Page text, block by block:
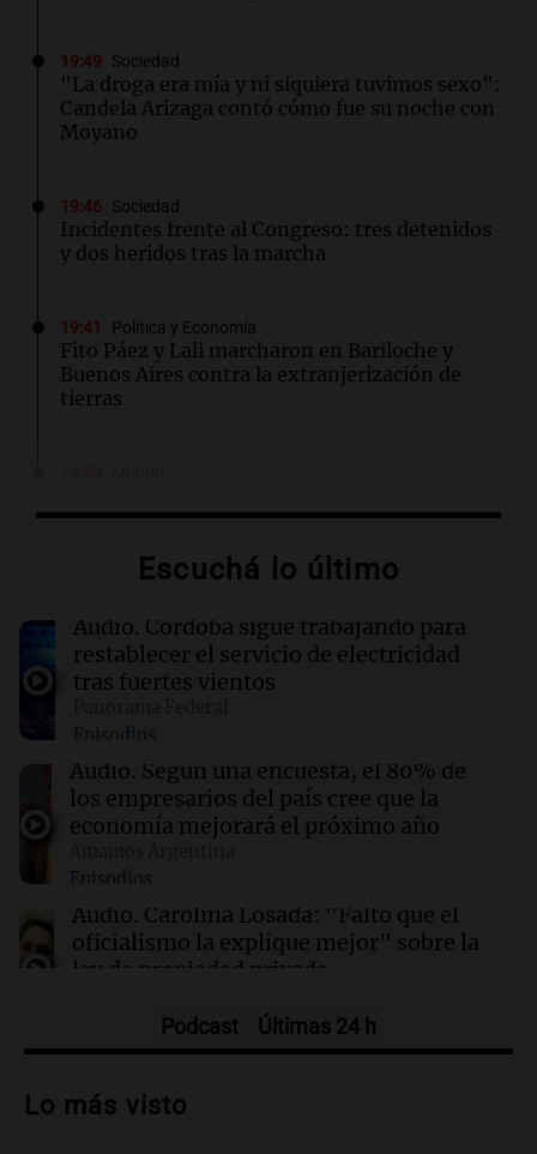
19:49 Sociedad
"La droga era mía y ni siquiera tuvimos sexo":
Candela Arizaga contó cómo fue su noche con
Moyano
19:46 Sociedad
Incidentes frente al Congreso: tres detenidos
y dos heridos tras la marcha
19:41 Política y Economía
Fito Páez y Lali marcharon en Bariloche y
Buenos Aires contra la extranjerización de
tierras
consumidores crónicos de marihuana en EE.
19:32 Mundo
Javier Milei y Daniel Noboa firman acuerdos
en histórica visita a Ecuador
19:29 Mundo
Trump firma órdenes para limitar el 'turismo
de nacimiento' y la ciudadanía automática
La joven Candela Arizaga testifica sobre su
relación con Facundo Moyano en medio de
acusaciones
Escuchá lo último
Audio. Córdoba sigue trabajando para
restablecer el servicio de electricidad
tras fuertes vientos
Episodios
Audio. Según una encuesta, el 80% de
los empresarios del país cree que la
economía mejorará el próximo año
Episodios
Audio. Carolina Losada: "Faltó que el
oficialismo la explique mejor" sobre la
ley de propiedad privada
Audio.Debate en el Senado y protesta
Privada.
Podcast Últimas 24 h
Lo más visto